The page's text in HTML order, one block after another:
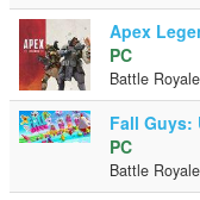
Apex
PC
Battle Royale
Fall Guys:
PC
Battle